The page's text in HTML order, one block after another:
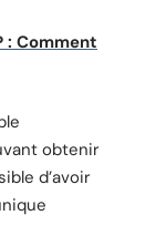
: Comment
obtenir
d’avoir